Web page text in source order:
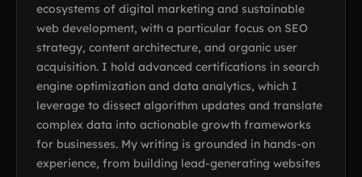
ecosystems of digital marketing and sustainable
web development, with a particular focus on SEO
strategy, content architecture, and organic user
acquisition. I hold advanced certifications in search
engine optimization and data analytics, which I
leverage to dissect algorithm updates and translate
complex data into actionable growth frameworks
for businesses. My writing is grounded in hands-on
experience, from building lead-generating websites